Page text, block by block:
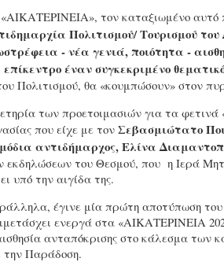
τον καταξιωμένο αυτό
Πολιτισμού/ Τουρισμού
- νέα γενιά, ποιότητα -
έναν συγκεκριμένο
Πολιτισμού, θα «κουμπώσουν» στον
των προετοιμασιών για τα φετινά
που είχε με τον Σεβασμιώτατο
αντιδήμαρχος, Ελίνα
εκδηλώσεων του Θεσμού, που η Ιερά
υπό την αιγίδα της.
έγινε μία πρώτη αποτύπωση του
ενεργά στα «ΑΙΚΑΤΕΡΙΝΕΙΑ
ανταπόκρισης στο κάλεσμα των
την Παράδοση.